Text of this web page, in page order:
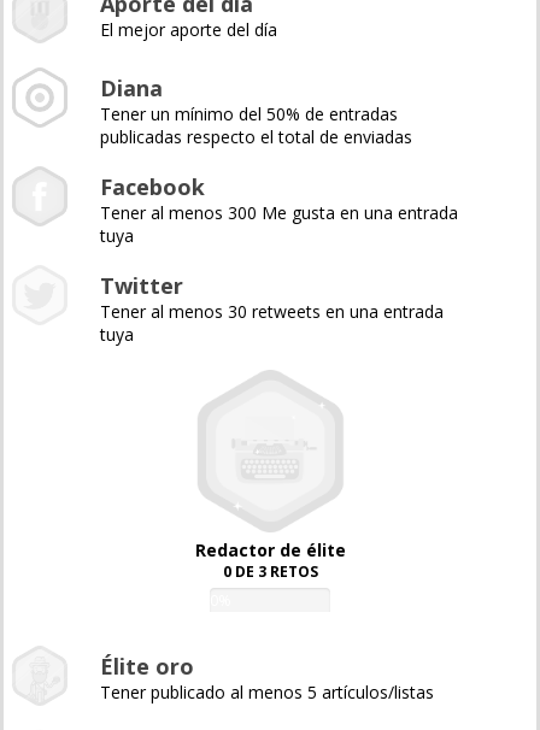
El mejor aporte del día
Diana
Tener un mínimo del 50% de entradas
publicadas respecto el total de enviadas
Facebook
Tener al menos 300 Me gusta en una entrada
tuya
Twitter
Tener al menos 30 retweets en una entrada
tuya
Redactor de élite
0 DE 3 RETOS
Élite oro
Tener publicado al menos 5 artículos/listas